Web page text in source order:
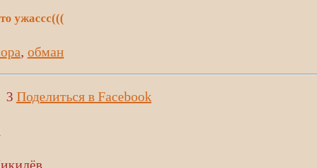
ужассс(((
, обман
3 Поделиться в Facebook